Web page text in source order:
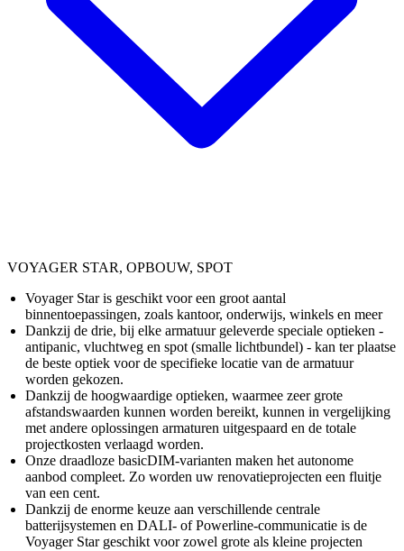
VOYAGER STAR, OPBOUW, SPOT
Voyager Star is geschikt voor een groot aantal
binnentoepassingen, zoals kantoor, onderwijs, winkels en meer
Dankzij de drie, bij elke armatuur geleverde speciale optieken -
antipanic, vluchtweg en spot (smalle lichtbundel) - kan ter plaatse
de beste optiek voor de specifieke locatie van de armatuur
worden gekozen.
Dankzij de hoogwaardige optieken, waarmee zeer grote
afstandswaarden kunnen worden bereikt, kunnen in vergelijking
met andere oplossingen armaturen uitgespaard en de totale
projectkosten verlaagd worden.
Onze draadloze basicDIM-varianten maken het autonome
aanbod compleet. Zo worden uw renovatieprojecten een fluitje
van een cent.
Dankzij de enorme keuze aan verschillende centrale
batterijsystemen en DALI- of Powerline-communicatie is de
Voyager Star geschikt voor zowel grote als kleine projecten